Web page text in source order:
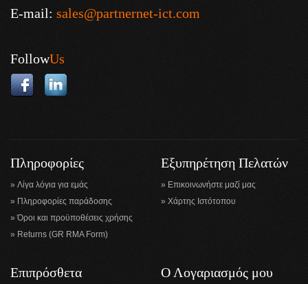
E-mail: sales@partnernet-ict.com
FollowUs
Πληροφορίες
Λίγα λόγια για εμάς
Πληροφορίες παράδοσης
Όροι και προϋποθέσεις χρήσης
Returns (GR RMA Form)
Εξυπηρέτηση Πελατών
Επικοινωνήστε μαζί μας
Χάρτης Ιστότοπου
Επιπρόσθετα Ο Λογαριασμός μου